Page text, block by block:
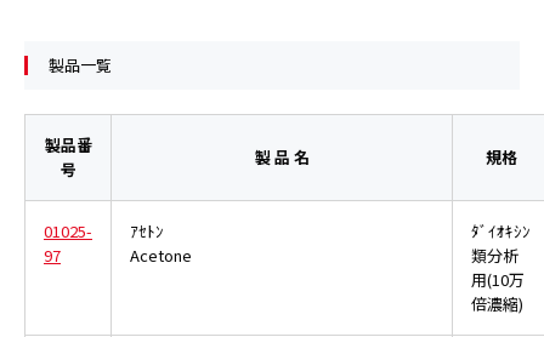
製品一覧
製品番
号
製 品 名 規格
01025-
97
ｱｾﾄﾝ
Acetone
ﾀﾞｲｵｷｼﾝ
類分析
用(10万
倍濃縮)